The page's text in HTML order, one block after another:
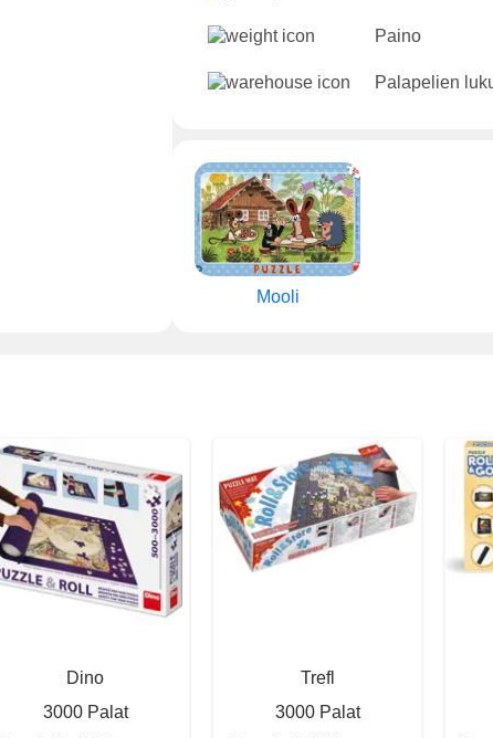
Paino
Palapelien
Mooli
Dino
3000 Palat
Trefl
3000 Palat